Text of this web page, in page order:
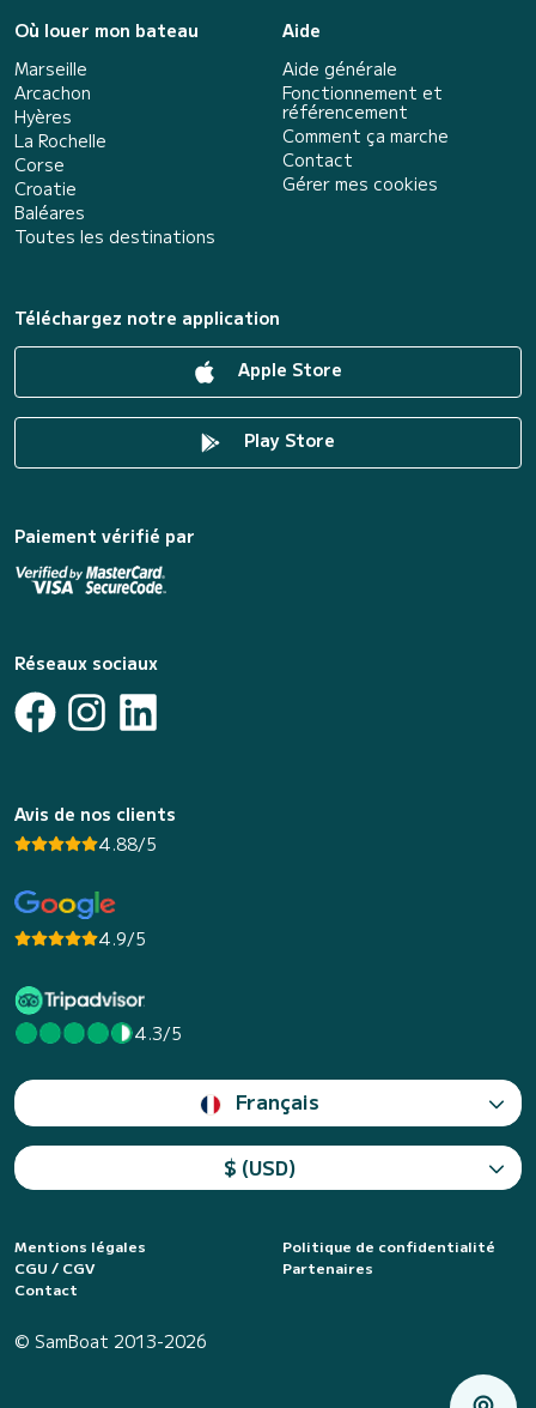
Où louer mon bateau
Marseille
Arcachon
Hyères
La Rochelle
Corse
Croatie
Baléares
Toutes les destinations
Aide
Aide générale
Fonctionnement et
référencement
Comment ça marche
Contact
Gérer mes cookies
Téléchargez notre application
Apple Store
Play Store
Paiement vérifié par
Réseaux sociaux
Avis de nos clients
4.88/5
4.9/5
4.3/5
Français
$ (USD)
Mentions légales
Politique de confidentialité
CGU / CGV
Partenaires
Contact
© SamBoat 2013-2026